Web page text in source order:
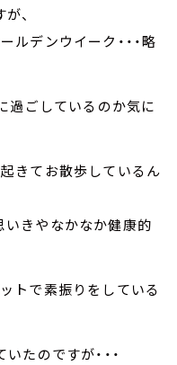
、
デンウイーク・・・略
過ごしているのか気に
きてお散歩しているん
きやなかなか健康的
トで素振りをしている
たのですが・・・